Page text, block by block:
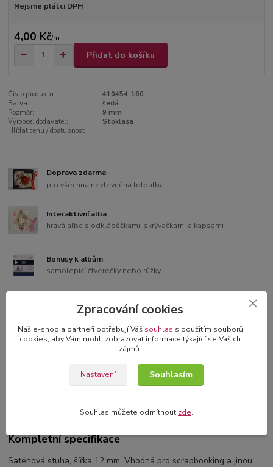
Nejsme plátci DPH
4,00 Kč/m
Přidat do košíku
Číslo produktu:
410454-160
Barva:
šedá
Rozměr:
9 mm
Výrobce, dodavatel:
Stoklasa
Hlídat cenu / dostupnost
Doprava zdarma
pro všechna nezlevněná fotoalba
Interaktivní alba
hravá alba s odklápěčkami, skrývačkami a kapsami
Bonusy k albům
samolepící čtverečky nebo růžky
3D blahopřání v dárkové krabičce
originální blahopřání s 3D dekorací
Kompletní specifikace
Kompletní specifikace
Saténová stuha, šířka 12 mm. Vhodná pro scrapbooking a jinou
Zpracování cookies
Náš e-shop a partneři potřebují Váš souhlas s použitím souborů
cookies, aby Vám mohli zobrazovat informace týkající se Vašich
zájmů.
Nastavení Souhlasím
Souhlas můžete odmítnout zde.